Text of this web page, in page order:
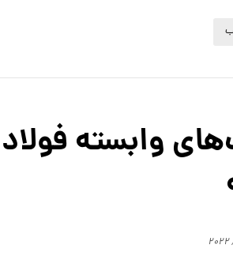
وابسته فولاد